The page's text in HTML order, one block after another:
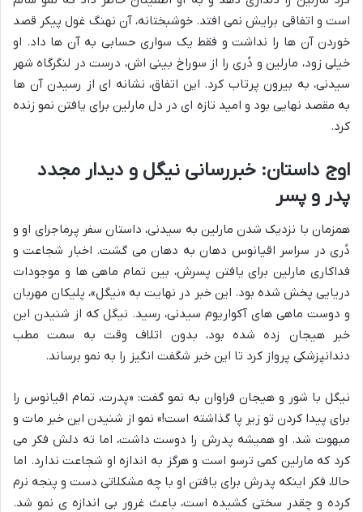
است و اتفاقی برایش نمی افتد. خوشبختانه، آن نهنگ غول پیکر قصد
خوردن آن ها را نداشت و فقط یک سواری حسابی به آن ها داد. او
خیلی زود، مارلین و دُری را از سوراخ بینی اش، درست در لنگرگاه شهر
سیدنی، به بیرون پرتاب کرد. این اتفاق، نشانه ای از رسیدن آن ها
به مقصد نهایی بود و امید تازه ای در دل مارلین برای یافتن نمو زنده
کرد.
اوج داستان: خبررسانی نیگل و دیدار مجدد
پدر و پسر
همزمان با نزدیک شدن مارلین به سیدنی، داستان سفر پرماجرای او و
دُری در سراسر اقیانوس دهان به دهان می گشت. اخبار شجاعت و
فداکاری مارلین برای یافتن پسرش، بین تمام ماهی ها و موجودات
دریایی پخش شده بود. این خبر در نهایت به «نیگل»، پلیکان مهربان
و دوست ماهی های آکواریوم سیدنی، رسید. نیگل که از شنیدن این
خبر هیجان زده شده بود، بدون اتلاف وقت به سمت مطب
دندانپزشکی پرواز کرد تا این خبر شگفت انگیز را به نمو برساند.
نیگل با شور و هیجان فراوان به نمو گفت: «پدرت، تمام اقیانوس را
برای پیدا کردن تو زیر پا گذاشته است!» نمو از شنیدن این خبر مات و
مبهوت شد. او همیشه پدرش را دوست داشت، اما ته دلش فکر می
کرد که مارلین کمی ترسو است و هرگز به اندازه او شجاعت ندارد. اما
حالا، فکر اینکه پدرش برای یافتن او با چه مشکلاتی دست و پنجه نرم
کرده و چقدر سختی کشیده است، باعث غرور بی اندازه ی نمو شد.